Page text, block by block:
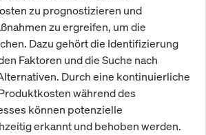
zu prognostizieren und
zu ergreifen, um die
Dazu gehört die Identifizierung
Faktoren und die Suche nach
Durch eine kontinuierliche
während des
können potenzielle
erkannt und behoben werden.